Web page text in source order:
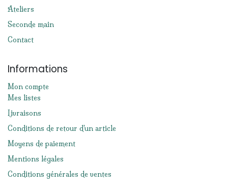
Ateliers
Seconde main
Contact
Informations
Mon compte
Mes listes
Livraisons
Conditions de retour d'un article
Moyens de paiement
Mentions légales
Conditions générales de ventes